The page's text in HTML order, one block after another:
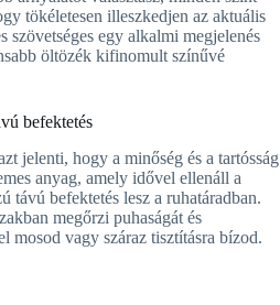
tökéletesen illeszkedjen az aktuális
szövetséges egy alkalmi megjelenés
öltözék kifinomult színűvé
befektetés
jelenti, hogy a minőség és a tartósság
anyag, amely idővel ellenáll a
távú befektetés lesz a ruhatáradban.
megőrzi puhaságát és
mosod vagy száraz tisztításra bízod.